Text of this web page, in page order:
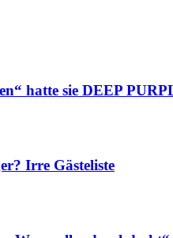
hatte sie DEEP
Irre Gästeliste